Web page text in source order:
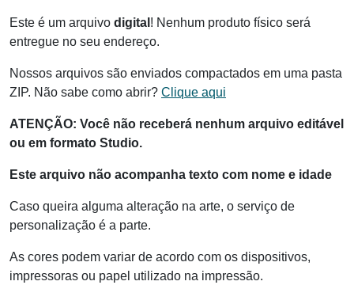
Este é um arquivo digital ! Nenhum produto físico será
entregue no seu endereço.
Nossos arquivos são enviados compactados em uma pasta
ZIP. Não sabe como abrir? Clique aqui
ATENÇÃO: Você não receberá nenhum arquivo editável
ou em formato Studio.
Este arquivo não acompanha texto com nome e idade
Caso queira alguma alteração na arte, o serviço de
personalização é a parte.
As cores podem variar de acordo com os dispositivos,
impressoras ou papel utilizado na impressão.